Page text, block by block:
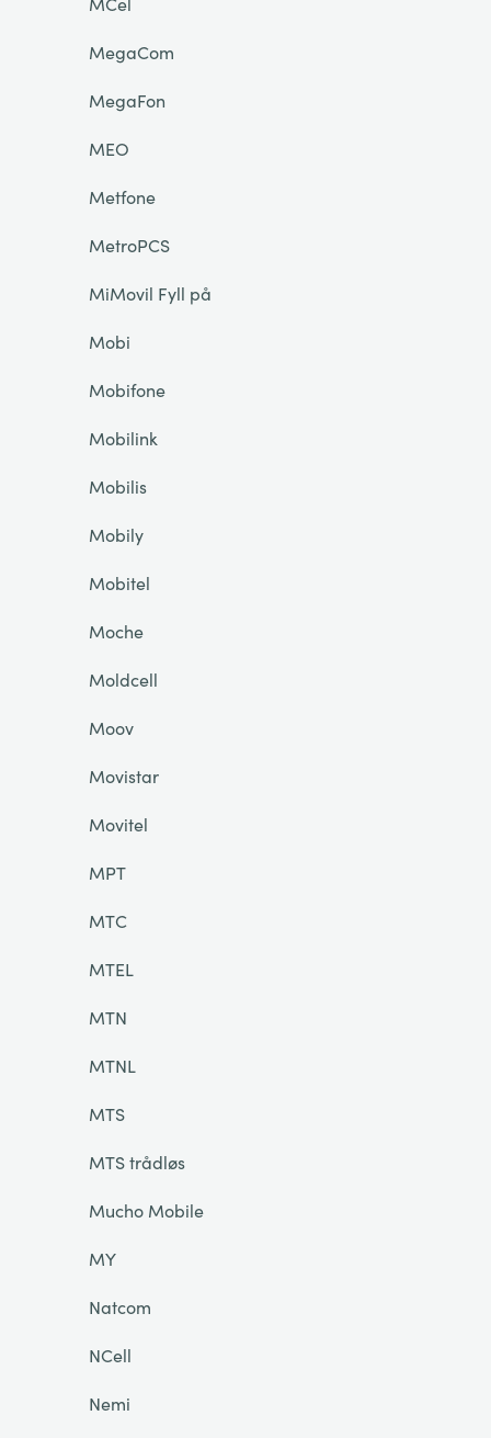
MegaCom
MegaFon
MEO
Metfone
MetroPCS
MiMovil Fyll på
Mobi
Mobifone
Mobilink
Mobilis
Mobily
Mobitel
Moche
Moldcell
Moov
Movistar
Movitel
MPT
MTC
MTEL
MTN
MTNL
MTS
MTS trådløs
Mucho Mobile
MY
Natcom
NCell
Nemi